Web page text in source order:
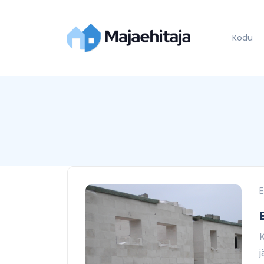
Kodu